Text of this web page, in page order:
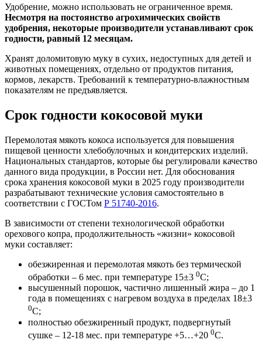
Удобрение, можно использовать не ограниченное время.
Несмотря на постоянство агрохимических свойств
удобрения, некоторые производители устанавливают срок
годности, равный 12 месяцам.
Хранят доломитовую муку в сухих, недоступных для детей и
животных помещениях, отдельно от продуктов питания,
кормов, лекарств. Требований к температурно-влажностным
показателям не предъявляется.
Срок годности кокосовой муки
Перемолотая мякоть кокоса используется для повышения
пищевой ценности хлебобулочных и кондитерских изделий.
Национальных стандартов, которые бы регулировали качество
данного вида продукции, в России нет. Для обоснования
срока хранения кокосовой муки в 2025 году производители
разрабатывают технические условия самостоятельно в
соответствии с ГОСТом Р 51740-2016.
В зависимости от степени технологической обработки
орехового копра, продолжительность «жизни» кокосовой
муки составляет:
обезжиренная и перемолотая мякоть без термической
обработки – 6 мес. при температуре 15±3 0С;
высушенный порошок, частично лишенный жира – до 1
года в помещениях с нагревом воздуха в пределах 18±3
0С;
полностью обезжиренный продукт, подвергнутый
сушке – 12-18 мес. при температуре +5…+20 0С.